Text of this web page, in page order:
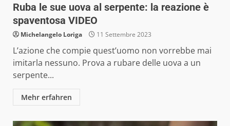
Ruba le sue uova al serpente: la reazione è
spaventosa VIDEO
Michelangelo Loriga 11 Settembre 2023
L’azione che compie quest’uomo non vorrebbe mai
imitarla nessuno. Prova a rubare delle uova a un
serpente...
Mehr erfahren